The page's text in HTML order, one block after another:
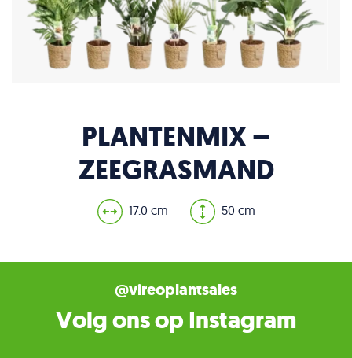
PLANTENMIX –
ZEEGRASMAND
17.0 cm 50 cm
@vireoplantsales
Volg ons op Instagram